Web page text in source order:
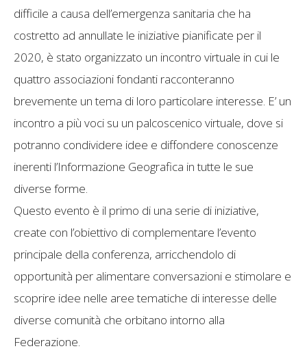
difficile a causa dell’emergenza sanitaria che ha
costretto ad annullate le iniziative pianificate per il
2020, è stato organizzato un incontro virtuale in cui le
quattro associazioni fondanti racconteranno
brevemente un tema di loro particolare interesse. E’ un
incontro a più voci su un palcoscenico virtuale, dove si
potranno condividere idee e diffondere conoscenze
inerenti l’Informazione Geografica in tutte le sue
diverse forme.
Questo evento è il primo di una serie di iniziative,
create con l’obiettivo di complementare l’evento
principale della conferenza, arricchendolo di
opportunità per alimentare conversazioni e stimolare e
scoprire idee nelle aree tematiche di interesse delle
diverse comunità che orbitano intorno alla
Federazione.